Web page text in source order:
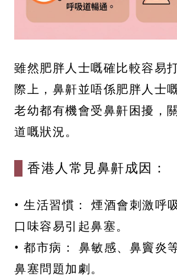
雖然肥胖人士嘅確比較容易
際上，鼻鼾並唔係肥胖人士
老幼都有機會受鼻鼾困擾，
道嘅狀況。
香港人常見鼻鼾成因：
• 生活習慣： 煙酒會刺激呼
口味容易引起鼻塞。
• 都市病： 鼻敏感、鼻竇炎
鼻塞問題加劇。